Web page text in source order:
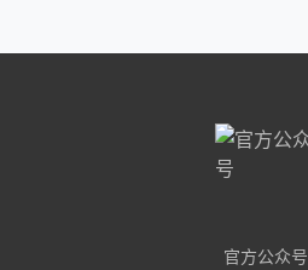
官方公众号